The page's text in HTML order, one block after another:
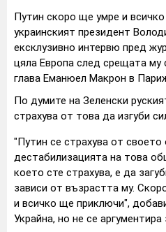
Путин скоро ще умре и
украинският президент
ексклузивно интервю пред
цяла Европа след срещата
глава Еманюел Макрон в
По думите на Зеленски
страхува от това да изгуби
"Путин се страхува от
дестабилизацията на това
което сте страхува, е да
зависи от възрастта му.
и всичко ще приключи",
Украйна, но не се